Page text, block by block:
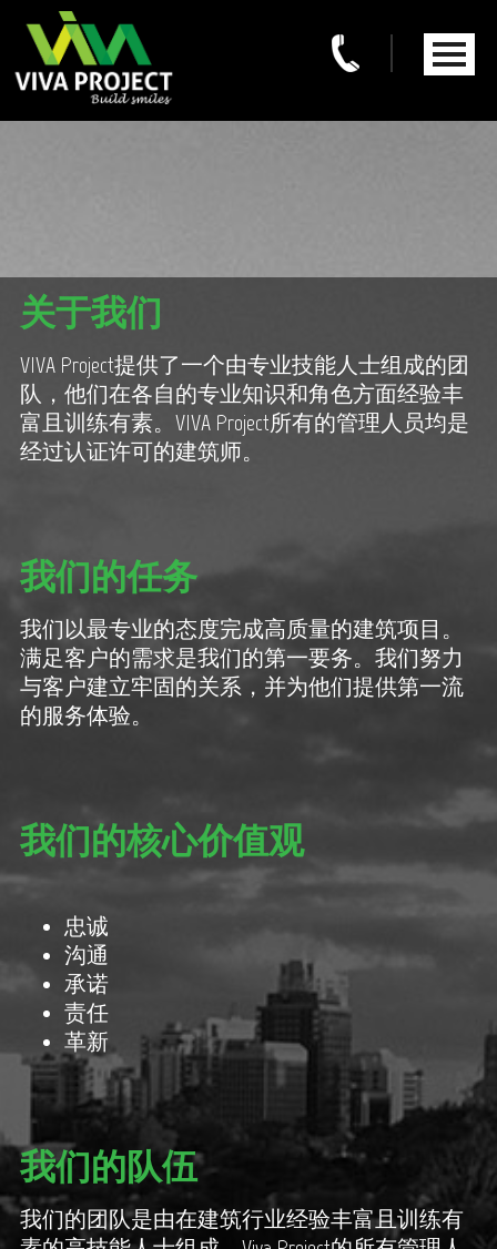
关于我们
VIVA Project提供了一个由专业技能人士组成的团
队，他们在各自的专业知识和角色方面经验丰
富且训练有素。VIVA Project所有的管理人员均是
经过认证许可的建筑师。
我们的任务
我们以最专业的态度完成高质量的建筑项目。
满足客户的需求是我们的第一要务。我们努力
与客户建立牢固的关系，并为他们提供第一流
的服务体验。
我们的核心价值观
忠诚
沟通
承诺
责任
革新
我们的队伍
我们的团队是由在建筑行业经验丰富且训练有